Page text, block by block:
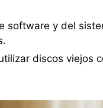
software y del
discos viejos